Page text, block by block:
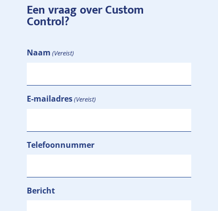
Een vraag over Custom
Control?
Naam (Vereist)
E-mailadres(Vereist)
Telefoonnummer
Bericht